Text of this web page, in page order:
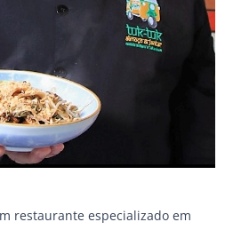
restaurante especializado em